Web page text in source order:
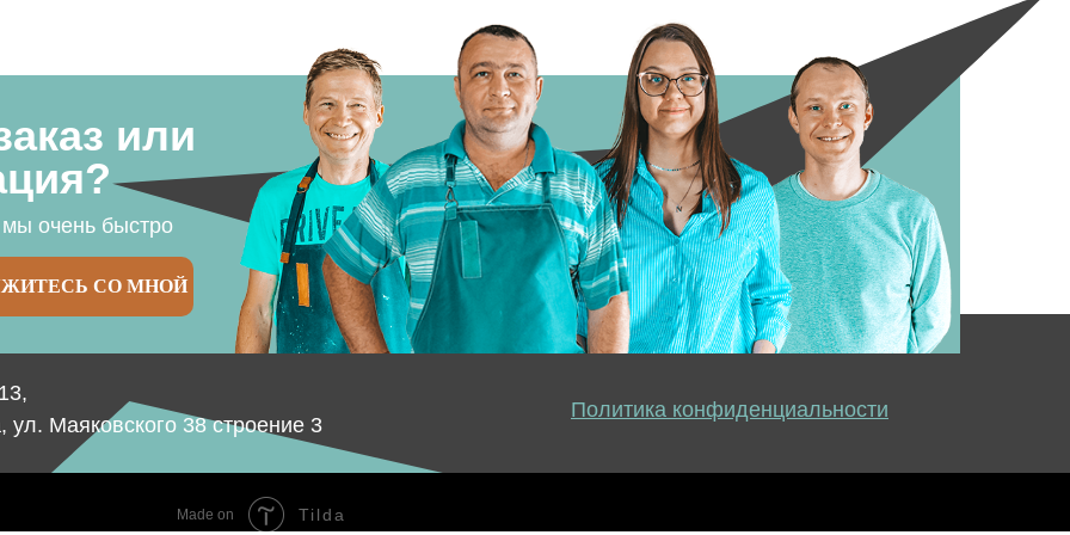
или
очень быстро
СО МНОЙ
ул. Маяковского 38 строение 3
Политика конфиденциальности
Made on Tilda